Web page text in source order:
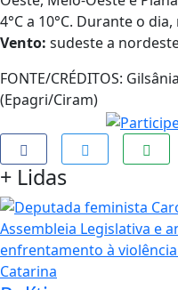
4°C a 10°C. Durante o
Vento: sudeste a
FONTE/CRÉDITOS:
(Epagri/Ciram)
+ Lidas